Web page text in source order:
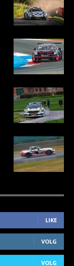
LIKE
VOLG
VOLG